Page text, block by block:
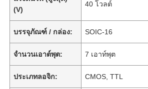
(V)
40 โวลต์
บรรจุภัณฑ์ / กล่อง: SOIC-16
จำนวนเอาต์พุต: 7 เอาท์พุต
ประเภทลอจิก: CMOS, TTL